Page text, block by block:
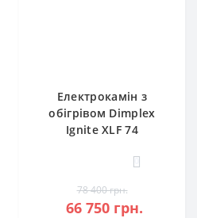
Електрокамін з
обігрівом Dimplex
Ignite XLF 74
0
78 400 грн.
66 750 грн.